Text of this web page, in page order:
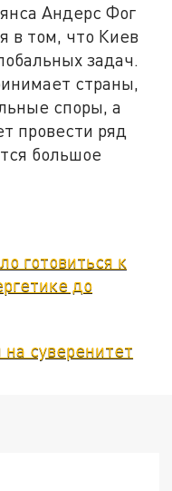
Андерс Фог
в том, что Киев
задач.
страны,
споры, а
провести ряд
большое
готовиться к
до
суверенитет